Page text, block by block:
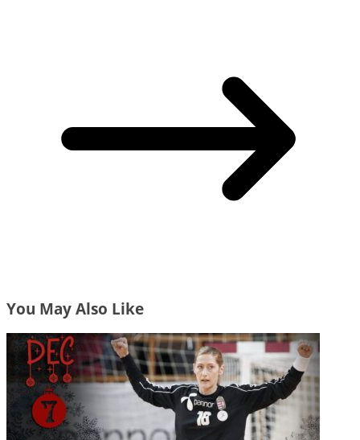
You May Also Like